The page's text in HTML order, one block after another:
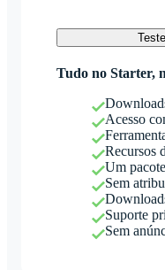
Tudo no Starter,
Acesso
Recursos
Um
Sem
Suporte
Sem